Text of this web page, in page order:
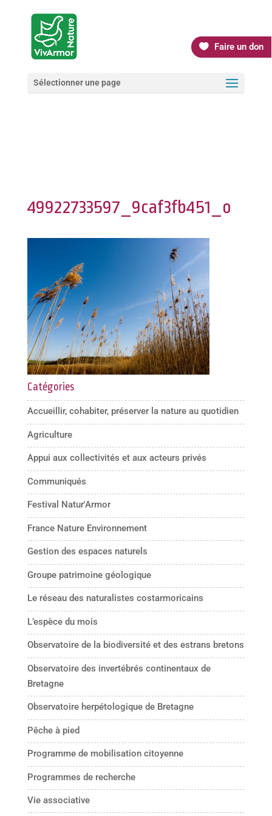
Faire un don
Sélectionner une page
49922733597_9caf3fb451_o
Catégories
Accueillir, cohabiter, préserver la nature au quotidien
Agriculture
Appui aux collectivités et aux acteurs privés
Communiqués
Festival Natur'Armor
France Nature Environnement
Gestion des espaces naturels
Groupe patrimoine géologique
Le réseau des naturalistes costarmoricains
L’espèce du mois
Observatoire de la biodiversité et des estrans bretons
Observatoire des invertébrés continentaux de
Bretagne
Observatoire herpétologique de Bretagne
Pêche à pied
Programme de mobilisation citoyenne
Programmes de recherche
Vie associative